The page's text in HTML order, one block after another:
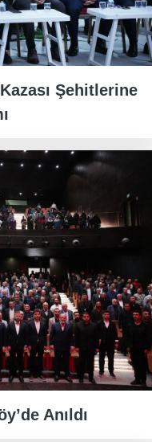
Şehitlerine
Anıldı